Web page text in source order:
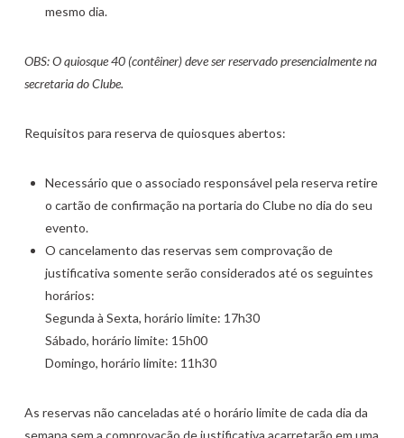
mesmo dia.
OBS: O quiosque 40 (contêiner) deve ser reservado presencialmente na
secretaria do Clube.
Requisitos para reserva de quiosques abertos:
Necessário que o associado responsável pela reserva retire
o cartão de confirmação na portaria do Clube no dia do seu
evento.
O cancelamento das reservas sem comprovação de
justificativa somente serão considerados até os seguintes
horários:
Segunda à Sexta, horário limite: 17h30
Sábado, horário limite: 15h00
Domingo, horário limite: 11h30
As reservas não canceladas até o horário limite de cada dia da
semana sem a comprovação de justificativa acarretarão em uma